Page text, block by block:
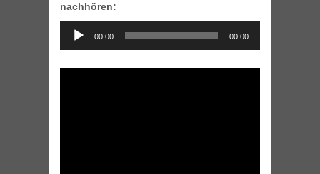
nachhören:
Audio
Player
00:00 00:00